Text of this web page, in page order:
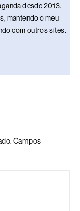
desde 2013.
mantendo o meu
com outros sites.
Campos